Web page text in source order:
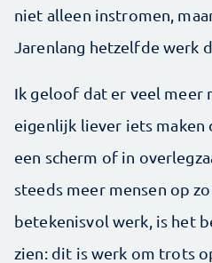
niet alleen instromen,
Jarenlang hetzelfde werk
Ik geloof dat er veel meer
eigenlijk liever iets maken
een scherm of in
steeds meer mensen op
betekenisvol werk, is het
zien: dit is werk om trots